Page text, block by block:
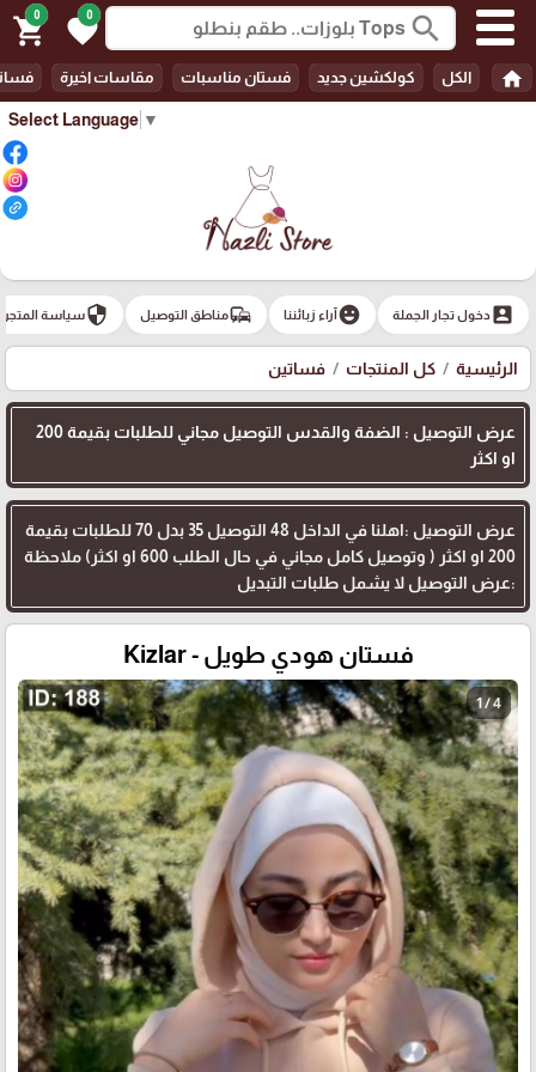
Select Language ▼
search
0
favorite
0
shopping_cart
home الكل كولكشين جديد فستان مناسبات مقاسات اخيرة
account_boxدخول تجار الجملة emoji_emotionsآراء زبائننا commuteمناطق التوصيل securityسياسة المتجر
الرئيسية كل المنتجات فساتين
عرض التوصيل : الضفة والقدس التوصيل مجاني للطلبات بقيمة 200
او اكثر
عرض التوصيل :اهلنا في الداخل 48 التوصيل 35 بدل 70 للطلبات بقيمة
200 او اكثر ( وتوصيل كامل مجاني في حال الطلب 600 او اكثر) ملاحظة
:عرض التوصيل لا يشمل طلبات التبديل
فستان هودي طويل - Kizlar
1 / 4